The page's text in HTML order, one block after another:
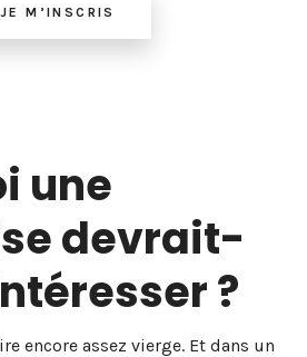
JE M’INSCRIS
une
devrait-
?
encore assez vierge. Et dans un